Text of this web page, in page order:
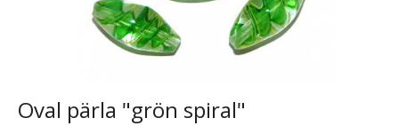
Oval pärla "grön spiral"